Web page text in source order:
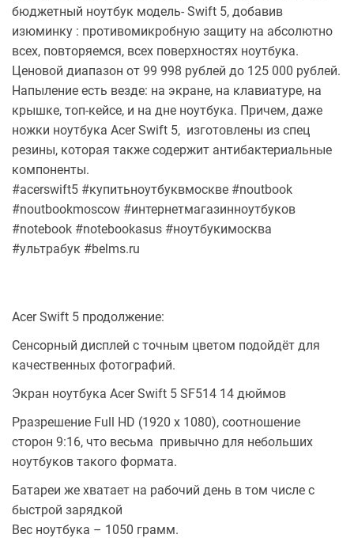
бюджетный ноутбук модель- Swift 5, добавив
изюминку : противомикробную защиту на абсолютно
всех, повторяемся, всех поверхностях ноутбука.
Ценовой диапазон от 99 998 рублей до 125 000 рублей.
Напыление есть везде: на экране, на клавиатуре, на
крышке, топ-кейсе, и на дне ноутбука. Причем, даже
ножки ноутбука Acer Swift 5, изготовлены из спец
резины, которая также содержит антибактериальные
компоненты.
#acerswift5 #купитьноутбуквмоскве #noutbook
#noutbookmoscow #интернетмагазинноутбуков
#notebook #notebookasus #ноутбукимосква
#ультрабук #belms.ru
Acer Swift 5 продолжение:
Сенсорный дисплей с точным цветом подойдёт для
качественных фотографий.
Экран ноутбука Acer Swift 5 SF514 14 дюймов
Рразрешение Full HD (1920 х 1080), соотношение
сторон 9:16, что весьма привычно для небольших
ноутбуков такого формата.
Батареи же хватает на рабочий день в том числе с
быстрой зарядкой
Вес ноутбука – 1050 грамм.